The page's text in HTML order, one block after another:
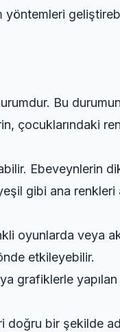
Bu
çocuklarındaki
Ebeveynlerin
gibi ana
oyunlarda veya
etkileyebilir.
grafiklerle
doğru bir şekilde